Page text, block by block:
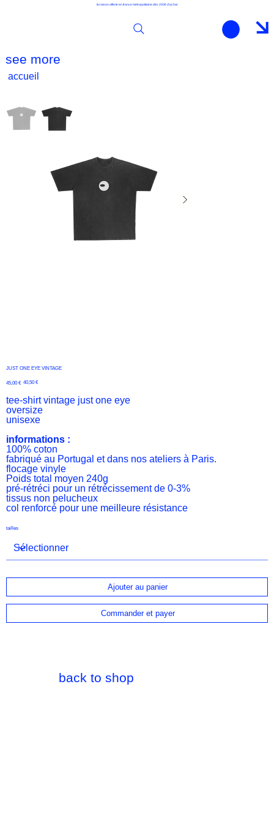
livraison offerte en france métropolitaine dès 200€ d'achat
see more
accueil
JUST ONE EYE VINTAGE
Prix
45,00 € Prix
40,50 €
tee-shirt vintage just one eye
oversize
unisexe
informations :
100% coton
fabriqué au Portugal et dans nos ateliers à Paris.
flocage vinyle
Poids total moyen 240g
pré-rétréci pour un rétrécissement de 0-3%
tissus non pelucheux
col renforcé pour une meilleure résistance
tailles
Ajouter au panier
Commander et payer
back to shop